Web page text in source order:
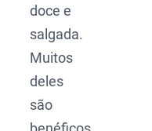
doce e
salgada.
Muitos
deles
são